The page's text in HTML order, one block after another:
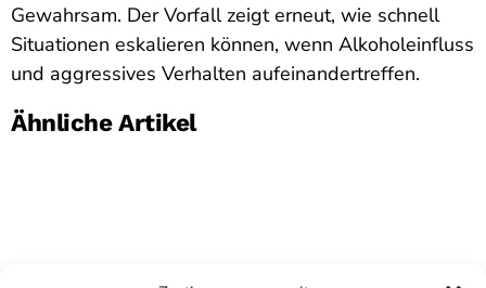
Gewahrsam. Der Vorfall zeigt erneut, wie schnell
Situationen eskalieren können, wenn Alkoholeinfluss
und aggressives Verhalten aufeinandertreffen.
Ähnliche Artikel